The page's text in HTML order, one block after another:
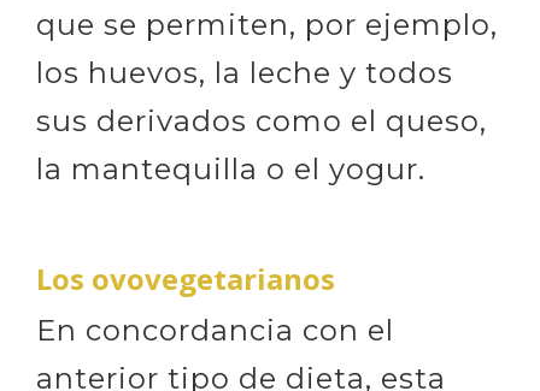
que se permiten, por ejemplo,
los huevos, la leche y todos
sus derivados como el queso,
la mantequilla o el yogur.
Los ovovegetarianos
En concordancia con el
anterior tipo de dieta, esta